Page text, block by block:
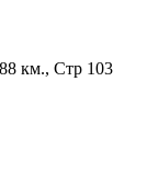
км., Стр 103